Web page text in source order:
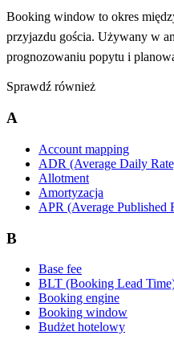
Booking window to okres
przyjazdu gościa. Używany w
prognozowaniu popytu i
Sprawdź również
A
Account mapping
ADR (Average Daily
Allotment
Amortyzacja
APR (Average Published
B
Base fee
BLT (Booking Lead
Booking engine
Booking window
Budżet hotelowy